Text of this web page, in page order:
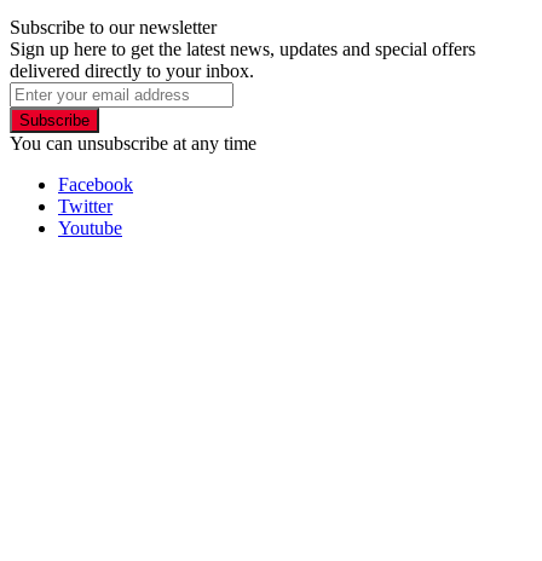
Subscribe to our newsletter
Sign up here to get the latest news, updates and special offers
delivered directly to your inbox.
Subscribe
You can unsubscribe at any time
Facebook
Twitter
Youtube